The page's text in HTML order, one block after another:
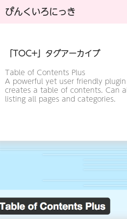
コ
ツ
へ
ス
ぴんくいろにっき
検
「TOC+」タグアーカイブ
Table of Contents Plus
A powerful yet user friendly
creates a table of contents. Can
listing all pages and categories.